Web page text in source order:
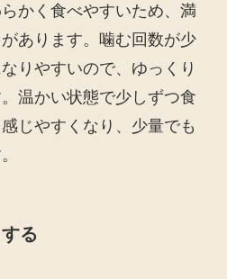
かく食べやすいため、満
あります。噛む回数が少
りやすいので、ゆっくり
温かい状態で少しずつ食
じやすくなり、少量でも
る